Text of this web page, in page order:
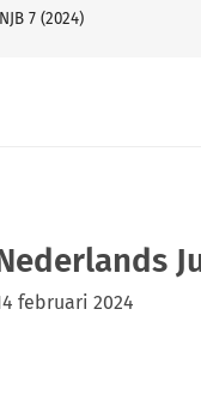
NJB 7 (2024)
februari 2024